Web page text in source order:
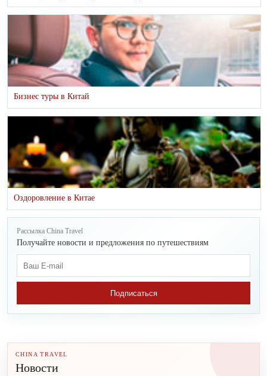
Бизнес туры в Китай
Оздоровление в Китае
Рассылка China Travel
Получайте новости и предложения по путешествиям
Подписаться
CHINA TRAVEL
Новости